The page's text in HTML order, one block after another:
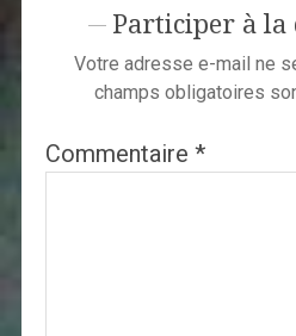
Participer à la
Votre adresse e-mail ne
champs obligatoires
Commentaire *